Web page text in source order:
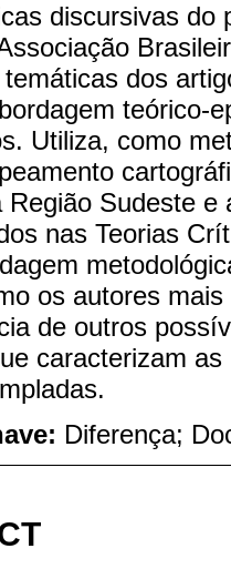
discursivas do
dos
teórico-
Utiliza, como
Região Sudeste
nas Teorias
os autores
de outros
caracterizam
Diferença;